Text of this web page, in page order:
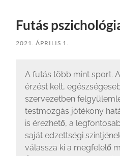
Futás
2021. ÁPRILIS 1.
A futás több mint sport.
érzést kelt,
szervezetben
testmozgás jótékony
is érezhető, a
saját edzettségi
válassza ki a megfelelő